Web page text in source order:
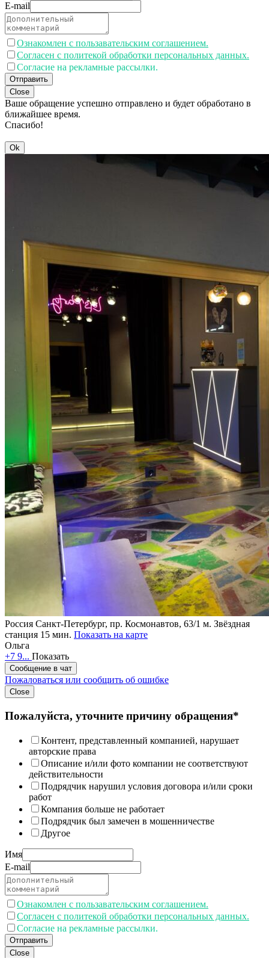
E-mail
Ознакомлен с пользавательским соглашением.
Согласен с политекой обработки персональных данных.
Согласие на рекламные рассылки.
Отправить
Close
Ваше обращение успешно отправлено и будет обработано в
ближайшее время.
Спасибо!
Ok
Россия Санкт-Петербург, пр. Космонавтов, 63/1 м. Звёздная
станция 15 мин. Показать на карте
Ольга
+7 9... Показать
Сообщение в чат
Пожаловаться или сообщить об ошибке
Close
Пожалуйста, уточните причину обращения*
Контент, представленный компанией, нарушает
авторские права
Описание и/или фото компании не соответствуют
действительности
Подрядчик нарушил условия договора и/или сроки
работ
Компания больше не работает
Подрядчик был замечен в мошенничестве
Другое
Имя
E-mail
Ознакомлен с пользавательским соглашением.
Согласен с политекой обработки персональных данных.
Согласие на рекламные рассылки.
Отправить
Close